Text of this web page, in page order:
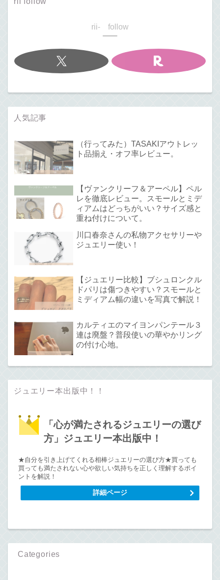
rii- follow
人気記事
（行ってみた）TASAKIアウトレッ
ト品揃え・オフ率レビュー。
【ヴァンクリーフ＆アーペル】ペル
レを徹底レビュー。スモールとミデ
ィアムはどっちがいい？サイズ感と
重ね付けについて。
川口春奈さんの私物アクセサリーや
ジュエリー使い！
【ジュエリー比較】ブシュロンクル
ドパリは傷つきやすい？スモールと
ミディアム幅の違いを写真で解説！
カルティエのマイヨンパンテール３
連は廃盤？普段使いの華やかリング
の付け心地。
ジュエリー本出版中！！
「心が満たされるジュエリーの選び
方」ジュエリー本出版中！
★自分を引き上げてくれる相棒ジュエリーの選び方★買っても
買っても満たされない心や欲しい気持ちを正しく理解するポイ
ントを解説！
詳細ページ
Categories